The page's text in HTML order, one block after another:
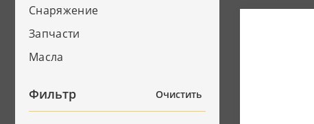
Снаряжение
Запчасти
Масла
Фильтр Очистить